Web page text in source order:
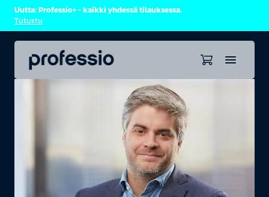
Uutta: Professio+ – kaikki yhdessä tilauksessa.
Tutustu